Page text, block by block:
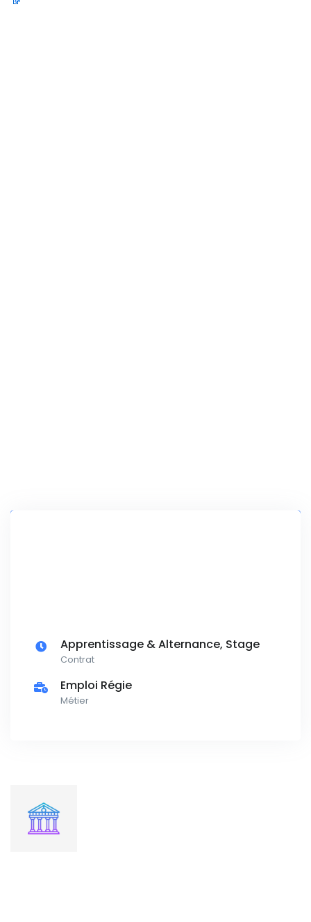
Apprentissage & Alternance, Stage
Contrat
Emploi Régie
Métier